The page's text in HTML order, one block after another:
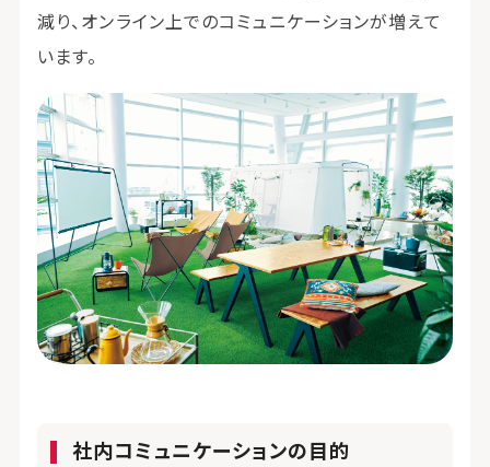
減り、オンライン上でのコミュニケーションが増えて
います。
社内コミュニケーションの目的